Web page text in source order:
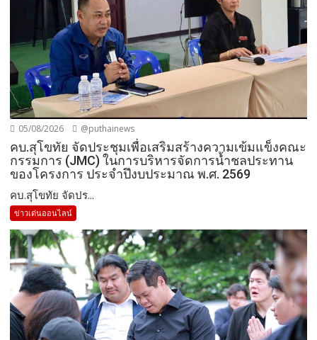
05/08/2026 @puthainews
คบ.สุโขทัย จัดประชุมเพื่อเสริมสร้างความเข้มแข็งคณะ
กรรมการ (JMC) ในการบริหารจัดการน้ำชลประทาน
ของโครงการ ประจำปึงบประมาณ พ.ศ. 2569
คบ.สุโขทัย จัดปร...
ข่าวเด่นออนไลน์